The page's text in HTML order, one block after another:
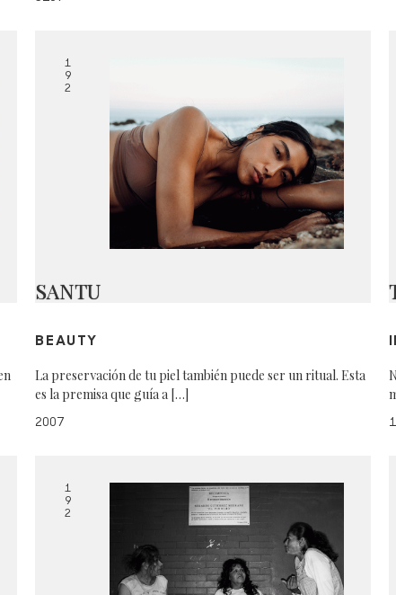
1
9
2
SANTU
BEAUTY
La preservación de tu piel también puede ser un ritual. Esta
es la premisa que guía a […]
2007
1
9
2